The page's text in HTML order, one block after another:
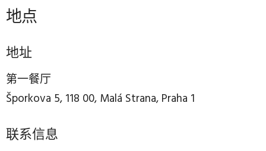
地点
地址
第一餐厅
Šporkova 5, 118 00, Malá Strana, Praha 1
联系信息